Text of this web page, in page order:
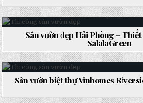
in
Posted
in
Sân vườn đẹp Hải Phòng –
SalalaGreen
Posted
in
Sân vườn biệt thự Vinhomes